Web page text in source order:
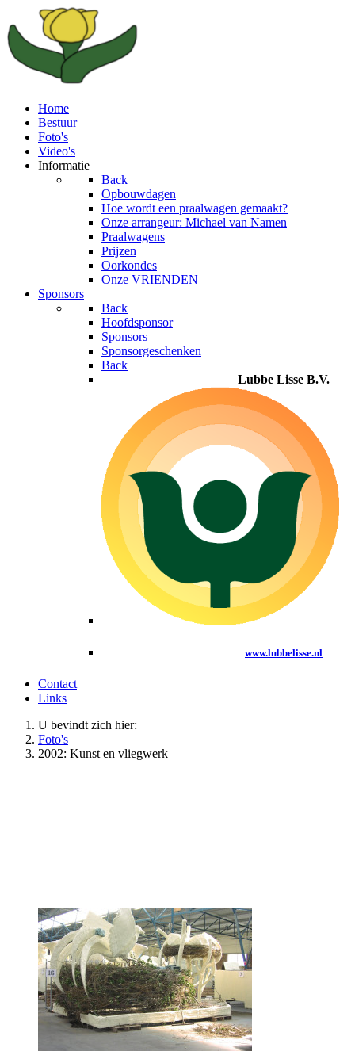
Home
Bestuur
Foto's
Video's
Informatie
Back
Opbouwdagen
Hoe wordt een praalwagen gemaakt?
Onze arrangeur: Michael van Namen
Praalwagens
Prijzen
Oorkondes
Onze VRIENDEN
Sponsors
Back
Hoofdsponsor
Sponsors
Sponsorgeschenken
Back
Lubbe Lisse B.V.
www.lubbelisse.nl
Contact
Links
U bevindt zich hier:
Foto's
2002: Kunst en vliegwerk